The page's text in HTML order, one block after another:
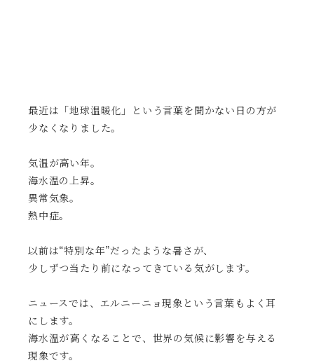
最近は「地球温暖化」という言葉を聞かない日の方が
少なくなりました。
気温が高い年。
海水温の上昇。
異常気象。
熱中症。
以前は“特別な年”だったような暑さが、
少しずつ当たり前になってきている気がします。
ニュースでは、エルニーニョ現象という言葉もよく耳
にします。
海水温が高くなることで、世界の気候に影響を与える
現象です。